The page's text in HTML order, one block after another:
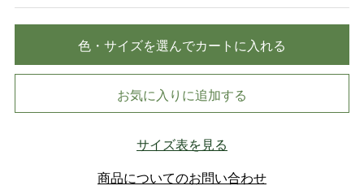
色・サイズを選んでカートに入れる
お気に入りに追加する
サイズ表を見る
商品についてのお問い合わせ